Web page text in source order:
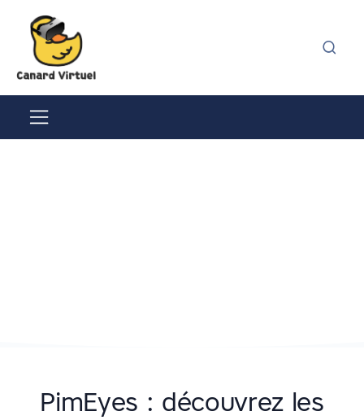
PimEyes : découvrez les